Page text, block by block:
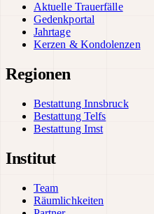
Aktuelle Trauerfälle
Gedenkportal
Jahrtage
Kerzen & Kondolenzen
Regionen
Bestattung Innsbruck
Bestattung Telfs
Bestattung Imst
Institut
Team
Räumlichkeiten